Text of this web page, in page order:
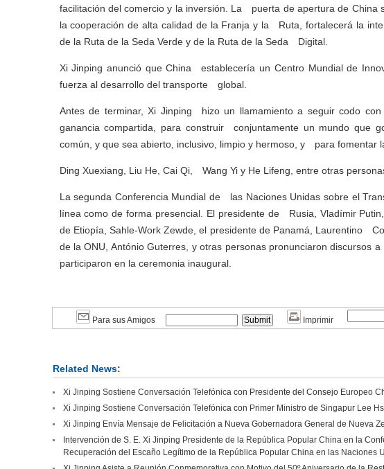
facilitación del comercio y la inversión. La puerta de apertura de
la cooperación de alta calidad de la Franja y la Ruta, fortalecerá la
de la Ruta de la Seda Verde y de la Ruta de la Seda Digital.
Xi Jinping anunció que China establecería un Centro Mundial de
fuerza al desarrollo del transporte global.
Antes de terminar, Xi Jinping hizo un llamamiento a seguir codo
ganancia compartida, para construir conjuntamente un mundo
común, y que sea abierto, inclusivo, limpio y hermoso, y para
Ding Xuexiang, Liu He, Cai Qi, Wang Yi y He Lifeng, entre otras
La segunda Conferencia Mundial de las Naciones Unidas sobre el
línea como de forma presencial. El presidente de Rusia, Vladímir
de Etiopía, Sahle-Work Zewde, el presidente de Panamá, Laurentino
de la ONU, António Guterres, y otras personas pronunciaron
participaron en la ceremonia inaugural.
Para sus Amigos Imprimir
Related News:
Xi Jinping Sostiene Conversación Telefónica con Presidente del Consejo Europeo
Xi Jinping Sostiene Conversación Telefónica con Primer Ministro de Singapur Lee
Xi Jinping Envía Mensaje de Felicitación a Nueva Gobernadora General de Nueva
Intervención de S. E. Xi Jinping Presidente de la República Popular China en la
Recuperación del Escaño Legítimo de la República Popular China en las Naciones